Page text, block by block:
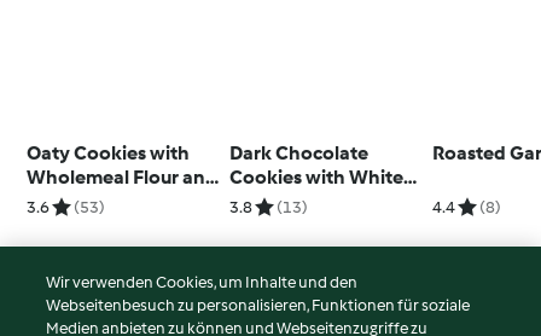
Oaty Cookies with
Wholemeal Flour and
Honey
3.6 (53)
Dark Chocolate
Cookies with White
Chocolate Cream
3.8 (13)
Roasted
4.4 (8)
© Copyright 2026
Wir verwenden Cookies, um Inhalte und den
Webseitenbesuch zu personalisieren, Funktionen für soziale
Medien anbieten zu können und Webseitenzugriffe zu